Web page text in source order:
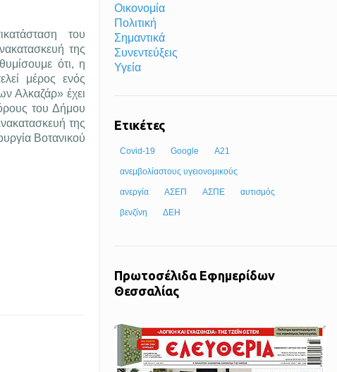
του
της
ότι, η
μέρος ενός
Αλκαζάρ» έχει
του Δήμου
της
Βοτανικού
Οικονομία
Πολιτική
Σημαντικά
Συνεντεύξεις
Υγεία
Ετικέτες
Covid-19 Google Α21
ανεμβολίαστους υγειονομικούς
ανεργία ΑΣΕΠ ΑΣΠΕ αυτισμός
βενζίνη ΔΕΗ
Πρωτοσέλιδα Εφημερίδων
Θεσσαλίας